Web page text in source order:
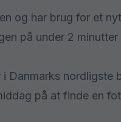
og har brug for et
på under 2
i Danmarks nordligste
på at finde en